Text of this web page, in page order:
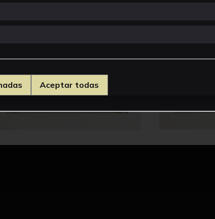
Aceptar todas